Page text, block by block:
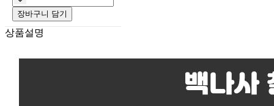
장바구니 담기
상품설명